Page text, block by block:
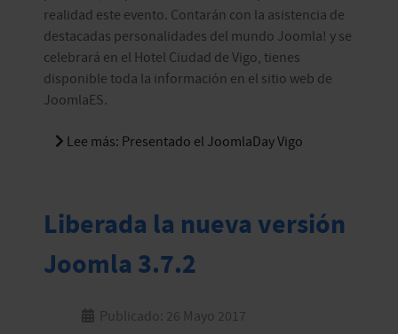
realidad este evento. Contarán con la asistencia de
destacadas personalidades del mundo Joomla! y se
celebrará en el Hotel Ciudad de Vigo, tienes
disponible toda la información en el sitio web de
JoomlaES.
Lee más: Presentado el JoomlaDay Vigo
Liberada la nueva versión
Joomla 3.7.2
Publicado: 26 Mayo 2017